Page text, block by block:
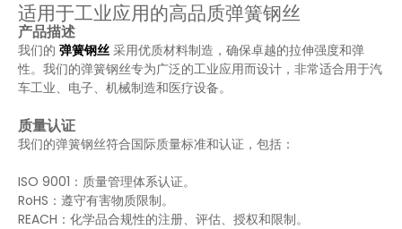
适用于工业应用的高品质弹簧钢丝
产品描述
我们的 弹簧钢丝 采用优质材料制造，确保卓越的拉伸强度和弹
性。我们的弹簧钢丝专为广泛的工业应用而设计，非常适合用于汽
车工业、电子、机械制造和医疗设备。
质量认证
我们的弹簧钢丝符合国际质量标准和认证，包括：
ISO 9001：质量管理体系认证。
RoHS：遵守有害物质限制。
REACH：化学品合规性的注册、评估、授权和限制。